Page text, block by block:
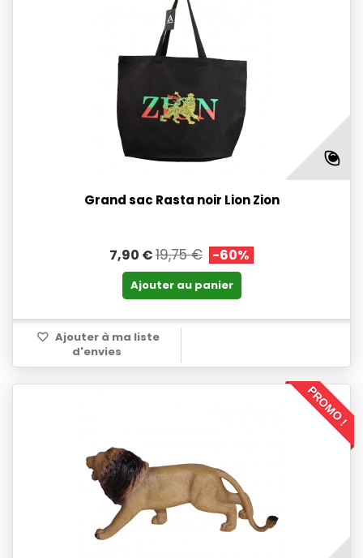
Grand sac Rasta noir Lion Zion
7,90 €19,75 € -60%
Ajouter au panier
Ajouter à ma liste
d'envies
PROMO !